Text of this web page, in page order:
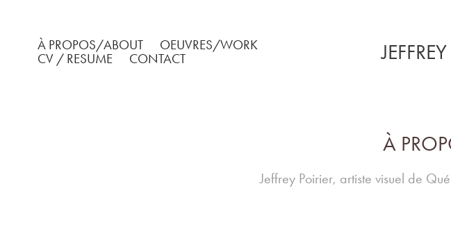
À PROPOS/ABOUT
OEUVRES/WORK
CV / RESUME
CONTACT
À
Jeffrey Poirier, artiste visuel de